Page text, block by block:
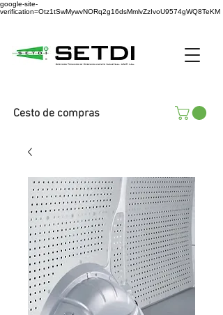
google-site-
verification=Otz1tSwMywvNORq2g16dsMmlvZzIvoU9574gWQ8TeKM
Cesto de compras